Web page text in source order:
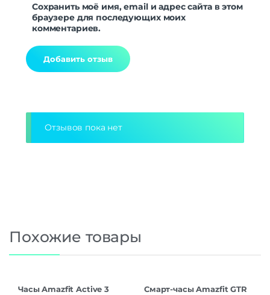
Сохранить моё имя, email и адрес сайта в этом
браузере для последующих моих
комментариев.
Отзывов пока нет
Похожие товары
Часы Amazfit Active 3
Смарт-часы Amazfit GTR